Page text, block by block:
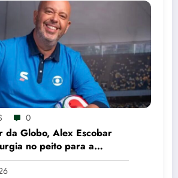
0
da Globo, Alex Escobar
no peito para a